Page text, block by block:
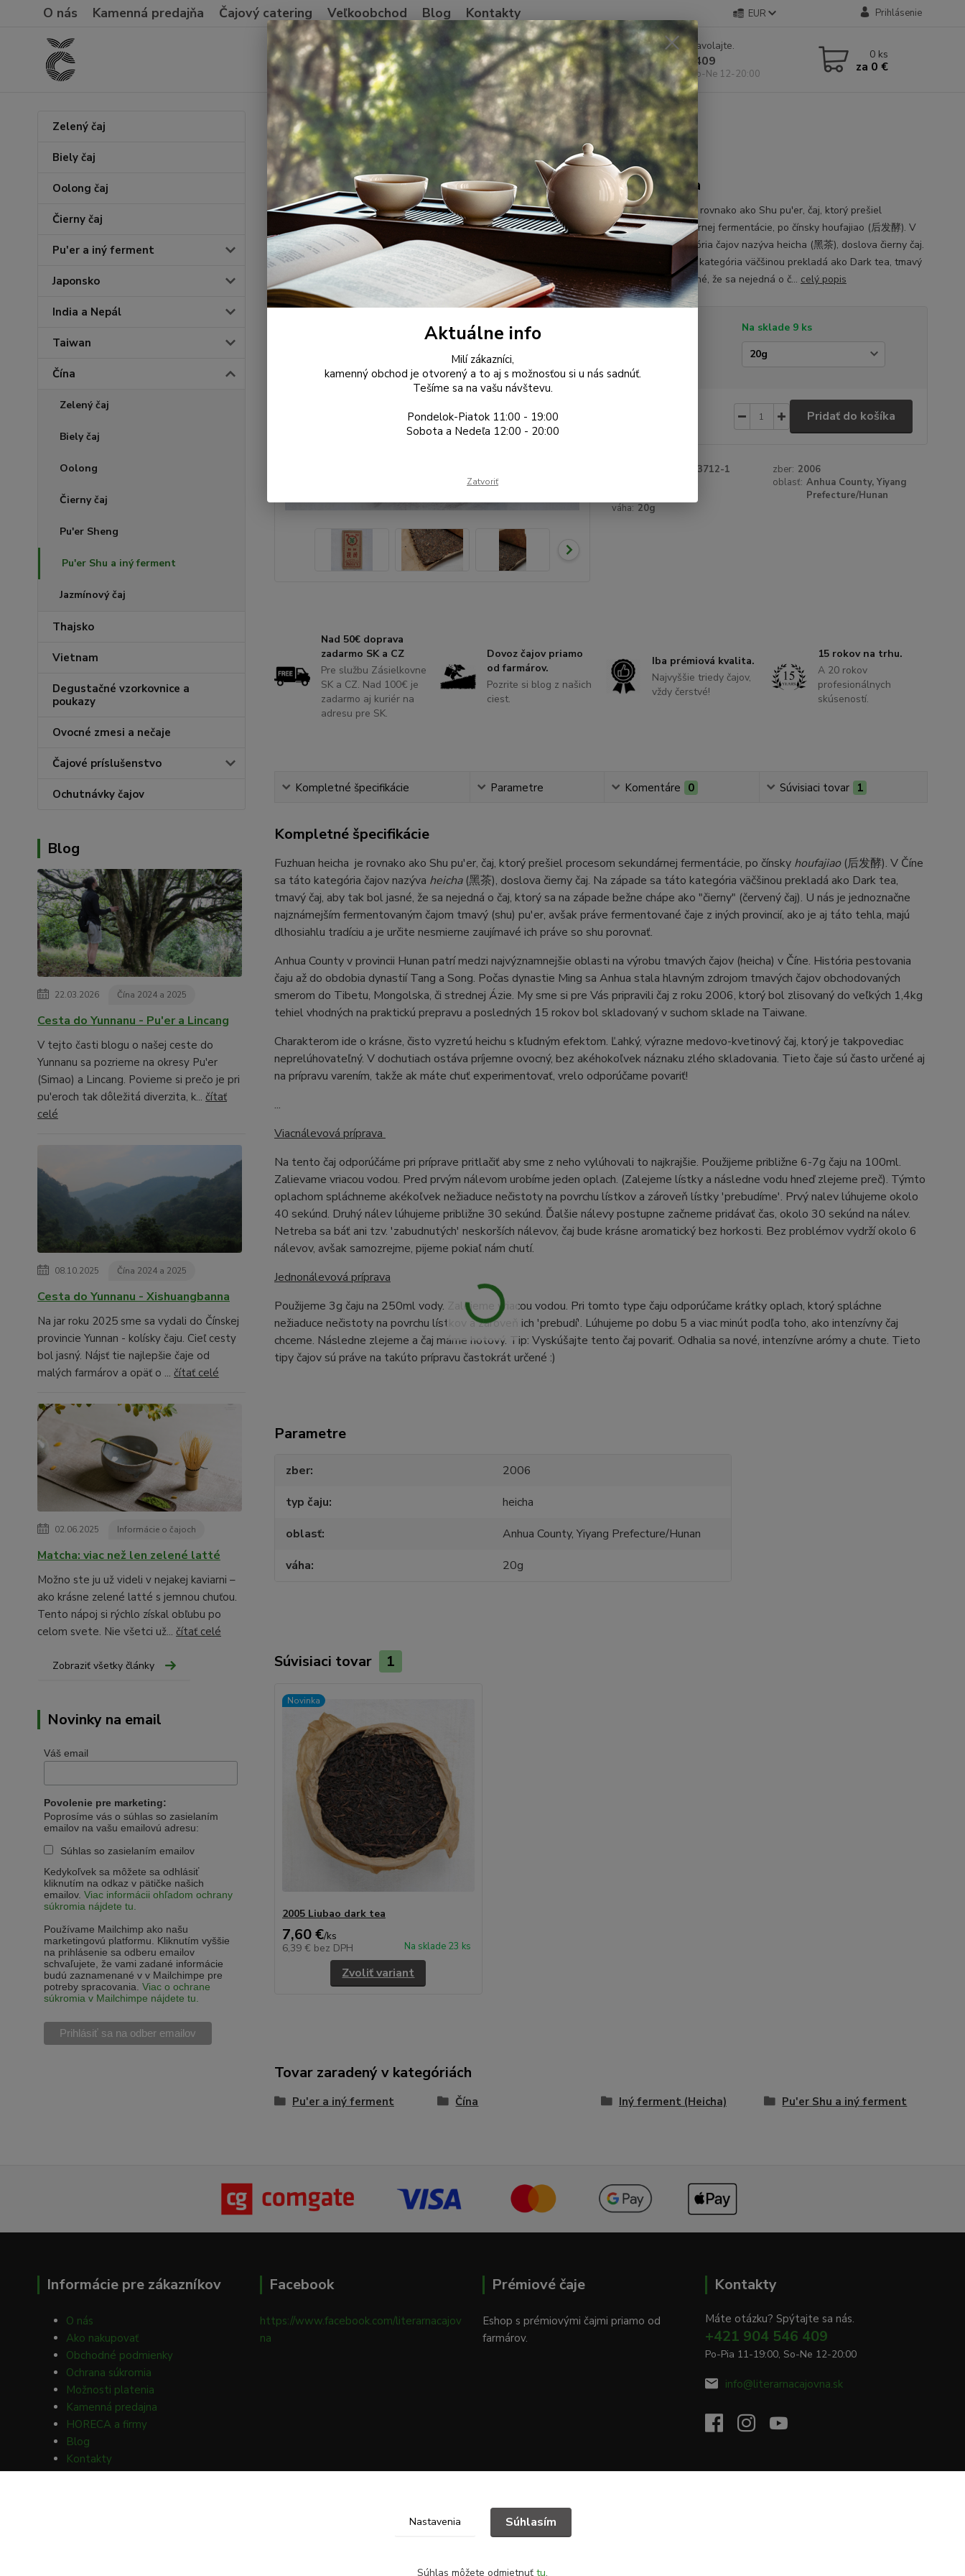
O nás Kamenná predajňa Čajový catering Veľkoobchod Blog Kontakty EUR Prihlásenie
Hľadať
Neviete si rady? Zavolajte.
+421 904 546 409
Po-Pia 11-19:00, So-Ne 12-20:00
0 ks
za 0 €
Zelený čaj
Biely čaj
Oolong čaj
Čierny čaj
Pu'er a iný ferment
Japonsko
India a Nepál
Taiwan
Čína
Zelený čaj
Biely čaj
Oolong
Čierny čaj
Pu'er Sheng
Pu'er Shu a iný ferment
Jazmínový čaj
Thajsko
Vietnam
Degustačné vzorkovnice a
poukazy
Ovocné zmesi a nečaje
Čajové príslušenstvo
Ochutnávky čajov
Blog
22.03.2026 Čína 2024 a 2025
Cesta do Yunnanu - Pu'er a Lincang
V tejto časti blogu o našej ceste do
Yunnanu sa pozrieme na okresy Pu'er
(Simao) a Lincang. Povieme si prečo je pri
pu'eroch tak dôležitá diverzita, k... čítať
celé
08.10.2025 Čína 2024 a 2025
Cesta do Yunnanu - Xishuangbanna
Na jar roku 2025 sme sa vydali do Čínskej
provincie Yunnan - kolísky čaju. Cieľ cesty
bol jasný. Nájsť tie najlepšie čaje od
malých farmárov a opäť o ... čítať celé
02.06.2025 Informácie o čajoch
Matcha: viac než len zelené latté
Možno ste ju už videli v nejakej kaviarni –
ako krásne zelené latté s jemnou chuťou.
Tento nápoj si rýchlo získal obľubu po
celom svete. Nie všetci už... čítať celé
Zobraziť všetky články
Novinky na email
Váš email
Povolenie pre marketing:
Poprosíme vás o súhlas so zasielaním
emailov na vašu emailovú adresu:
Súhlas so zasielaním emailov
Kedykoľvek sa môžete sa odhlásiť
kliknutím na odkaz v pätičke našich
emailov. Viac informácii ohľadom ochrany
súkromia nájdete tu.
Používame Mailchimp ako našu
marketingovú platformu. Kliknutím vyššie
na prihlásenie sa odberu emailov
schvaľujete, že vami zadané informácie
budú zaznamenané v v Mailchimpe pre
potreby spracovania. Viac o ochrane
súkromia v Mailchimpe nájdete tu.
Úvod Čína Pu'er Shu a iný ferment 2006 Anhua Fuzhuan dark tea
2006 Anhua Fuzhuan dark tea
Novinka Hunan heicha
Fuzhuan heicha je rovnako ako Shu pu'er, čaj, ktorý prešiel
procesom sekundárnej fermentácie, po čínsky houfajiao (后发酵). V
Číne sa táto kategória čajov nazýva heicha (黑茶), doslova čierny čaj.
Na západe sa táto kategória väčšinou prekladá ako Dark tea, tmavý
čaj, aby tak bol jasné, že sa nejedná o č... celý popis
Na sklade 9 ks
Pridať do košíka
3453712-1 zber: 2006
oblasť: Anhua County, Yiyang
Prefecture/Hunan
váha: 20g
Nad 50€ doprava
zadarmo SK a CZ
Pre službu Zásielkovne
SK a CZ. Nad 100€ je
zadarmo aj kuriér na
adresu pre SK.
Dovoz čajov priamo
od farmárov.
Pozrite si blog z našich
ciest.
Iba prémiová kvalita.
Najvyššie triedy čajov,
vždy čerstvé!
15 rokov na trhu.
A 20 rokov
profesionálnych
skúseností.
Kompletné špecifikácie Parametre Komentáre 0 Súvisiaci tovar 1
Kompletné špecifikácie
Fuzhuan heicha je rovnako ako Shu pu'er, čaj, ktorý prešiel procesom sekundárnej fermentácie, po čínsky houfajiao(后发酵). V Číne
sa táto kategória čajov nazýva heicha(黑茶), doslova čierny čaj. Na západe sa táto kategória väčšinou prekladá ako Dark tea,
tmavý čaj, aby tak bol jasné, že sa nejedná o čaj, ktorý sa na západe bežne chápe ako "čierny" (červený čaj). U nás je jednoznačne
najznámejším fermentovaným čajom tmavý (shu) pu'er, avšak práve fermentované čaje z iných provincií, ako je aj táto tehla, majú
dlhosiahlu tradíciu a je určite nesmierne zaujímavé ich práve so shu porovnať.
Anhua County v provincii Hunan patrí medzi najvýznamnejšie oblasti na výrobu tmavých čajov (heicha) v Číne. História pestovania
čaju až do obdobia dynastií Tang a Song. Počas dynastie Ming sa Anhua stala hlavným zdrojom tmavých čajov obchodovaných
smerom do Tibetu, Mongolska, či strednej Ázie. My sme si pre Vás pripravili čaj z roku 2006, ktorý bol zlisovaný do veľkých 1,4kg
tehiel vhodných na praktickú prepravu a posledných 15 rokov bol skladovaný v suchom sklade na Taiwane.
Charakterom ide o krásne, čisto vyzretú heichu s kľudným efektom. Ľahký, výrazne medovo-kvetinový čaj, ktorý je takpovediac
neprelúhovateľný. V dochutiach ostáva príjemne ovocný, bez akéhokoľvek náznaku zlého skladovania. Tieto čaje sú často určené aj
na prípravu varením, takže ak máte chuť experimentovať, vrelo odporúčame povariť!
...
Viacnálevová príprava
Na tento čaj odporúčáme pri príprave pritlačiť aby sme z neho vylúhovali to najkrajšie. Použijeme približne 6-7g čaju na 100ml.
Zalievame vriacou vodou. Pred prvým nálevom urobíme jeden oplach. (Zalejeme lístky a následne vodu hneď zlejeme preč). Týmto
oplachom spláchneme akékoľvek nežiaduce nečistoty na povrchu lístkov a zároveň lístky 'prebudíme'. Prvý nalev lúhujeme okolo
40 sekúnd. Druhý nálev lúhujeme približne 30 sekúnd. Ďalšie nálevy postupne začneme pridávať čas, okolo 30 sekúnd na nálev.
Netreba sa báť ani tzv. 'zabudnutých' neskorších nálevov, čaj bude krásne aromatický bez horkosti. Bez problémov vydrží okolo 6
nálevov, avšak samozrejme, pijeme pokiaľ nám chutí.
Jednonálevová príprava
Použijeme 3g čaju na 250ml vody. Zalejeme vriacou vodou. Pri tomto type čaju odporúčame krátky oplach, ktorý spláchne
nežiaduce nečistoty na povrchu lístkov a zároveň ich 'prebudí'. Lúhujeme po dobu 5 a viac minút podľa toho, ako intenzívny čaj
chceme. Následne zlejeme a čaj máme hotový. Tip: Vyskúšajte tento čaj povariť. Odhalia sa nové, intenzívne arómy a chute. Tieto
tipy čajov sú práve na takúto prípravu častokrát určené :)
Parametre
zber
2006
typ čaju
heicha
oblasť
Anhua County, Yiyang Prefecture/Hunan
váha
20g
Súvisiaci tovar 1
Novinka
2005 Liubao dark tea
7,60 €/ks
6,39 € bez DPH Na sklade 23 ks
Zvoliť variant
Tovar zaradený v kategóriách
Pu'er a iný ferment Čína Iný ferment (Heicha) Pu'er Shu a iný ferment
Informácie pre zákazníkov
O nás
Ako nakupovať
Obchodné podmienky
Ochrana súkromia
Možnosti platenia
Kamenná predajna
HORECA a firmy
Blog
Kontakty
Facebook
https://www.facebook.com/literarnacajov
na
Prémiové čaje
Eshop s prémiovými čajmi priamo od
farmárov.
Kontakty
Máte otázku? Spýtajte sa nás.
+421 904 546 409
Po-Pia 11-19:00, So-Ne 12-20:00
info@literarnacajovna.sk
Aktuálne info
Milí zákazníci,
kamenný obchod je otvorený a to aj s možnosťou si u nás sadnúť.
Tešíme sa na vašu návštevu.
Pondelok-Piatok 11:00 - 19:00
Sobota a Nedeľa 12:00 - 20:00
Zatvoriť
Nastavenia Súhlasím
Súhlas môžete odmietnuť tu.